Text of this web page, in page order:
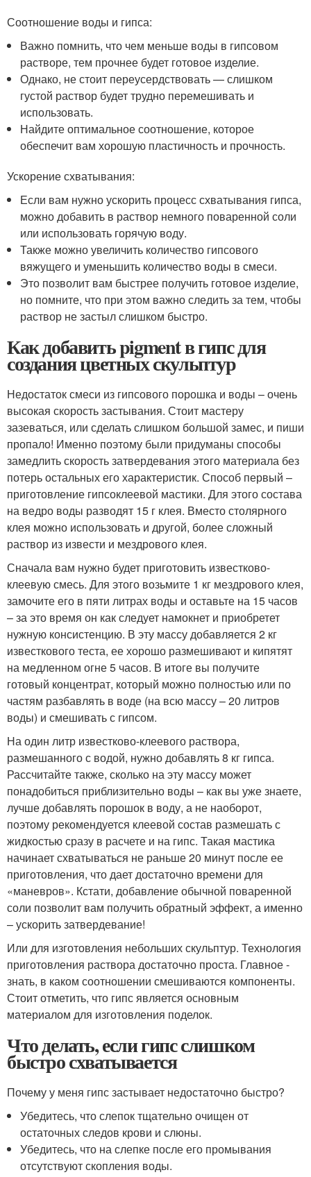
Соотношение воды и гипса:
Важно помнить, что чем меньше воды в гипсовом
растворе, тем прочнее будет готовое изделие.
Однако, не стоит переусердствовать — слишком
густой раствор будет трудно перемешивать и
использовать.
Найдите оптимальное соотношение, которое
обеспечит вам хорошую пластичность и прочность.
Ускорение схватывания:
Если вам нужно ускорить процесс схватывания гипса,
можно добавить в раствор немного поваренной соли
или использовать горячую воду.
Также можно увеличить количество гипсового
вяжущего и уменьшить количество воды в смеси.
Это позволит вам быстрее получить готовое изделие,
но помните, что при этом важно следить за тем, чтобы
раствор не застыл слишком быстро.
Как добавить pigment в гипс для
создания цветных скульптур
Недостаток смеси из гипсового порошка и воды – очень
высокая скорость застывания. Стоит мастеру
зазеваться, или сделать слишком большой замес, и пиши
пропало! Именно поэтому были придуманы способы
замедлить скорость затвердевания этого материала без
потерь остальных его характеристик. Способ первый –
приготовление гипсоклеевой мастики. Для этого состава
на ведро воды разводят 15 г клея. Вместо столярного
клея можно использовать и другой, более сложный
раствор из извести и мездрового клея.
Сначала вам нужно будет приготовить известково-
клеевую смесь. Для этого возьмите 1 кг мездрового клея,
замочите его в пяти литрах воды и оставьте на 15 часов
– за это время он как следует намокнет и приобретет
нужную консистенцию. В эту массу добавляется 2 кг
известкового теста, ее хорошо размешивают и кипятят
на медленном огне 5 часов. В итоге вы получите
готовый концентрат, который можно полностью или по
частям разбавлять в воде (на всю массу – 20 литров
воды) и смешивать с гипсом.
На один литр известково-клеевого раствора,
размешанного с водой, нужно добавлять 8 кг гипса.
Рассчитайте также, сколько на эту массу может
понадобиться приблизительно воды – как вы уже знаете,
лучше добавлять порошок в воду, а не наоборот,
поэтому рекомендуется клеевой состав размешать с
жидкостью сразу в расчете и на гипс. Такая мастика
начинает схватываться не раньше 20 минут после ее
приготовления, что дает достаточно времени для
«маневров». Кстати, добавление обычной поваренной
соли позволит вам получить обратный эффект, а именно
– ускорить затвердевание!
Или для изготовления небольших скульптур. Технология
приготовления раствора достаточно проста. Главное -
знать, в каком соотношении смешиваются компоненты.
Стоит отметить, что гипс является основным
материалом для изготовления поделок.
Что делать, если гипс слишком
быстро схватывается
Почему у меня гипс застывает недостаточно быстро?
Убедитесь, что слепок тщательно очищен от
остаточных следов крови и слюны.
Убедитесь, что на слепке после его промывания
отсутствуют скопления воды.